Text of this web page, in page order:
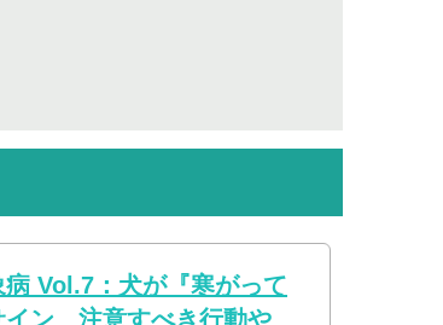
Vol.7：犬が『寒がって
イン 注意すべき行動や